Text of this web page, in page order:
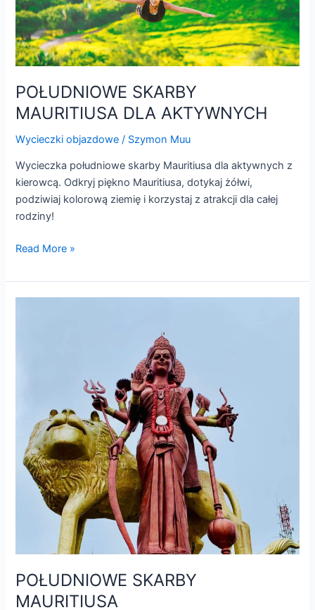
POŁUDNIOWE SKARBY
MAURITIUSA DLA AKTYWNYCH
Wycieczki objazdowe / Szymon Muu
Wycieczka południowe skarby Mauritiusa dla aktywnych z
kierowcą. Odkryj piękno Mauritiusa, dotykaj żółwi,
podziwiaj kolorową ziemię i korzystaj z atrakcji dla całej
rodziny!
Read More »
POŁUDNIOWE SKARBY
MAURITIUSA